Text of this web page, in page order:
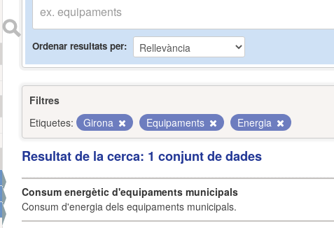
Ordenar resultats per
Filtres
Etiquetes:
Girona Equipaments Energia
Resultat de la cerca: 1 conjunt de dades
Consum energètic d'equipaments municipals
Consum d'energia dels equipaments municipals.